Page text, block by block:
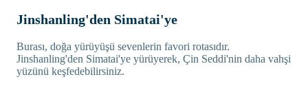
Jinshanling'den Simatai'ye
Burası, doğa yürüyüşü sevenlerin favori rotasıdır.
Jinshanling'den Simatai'ye yürüyerek, Çin Seddi'nin daha vahşi
yüzünü keşfedebilirsiniz.